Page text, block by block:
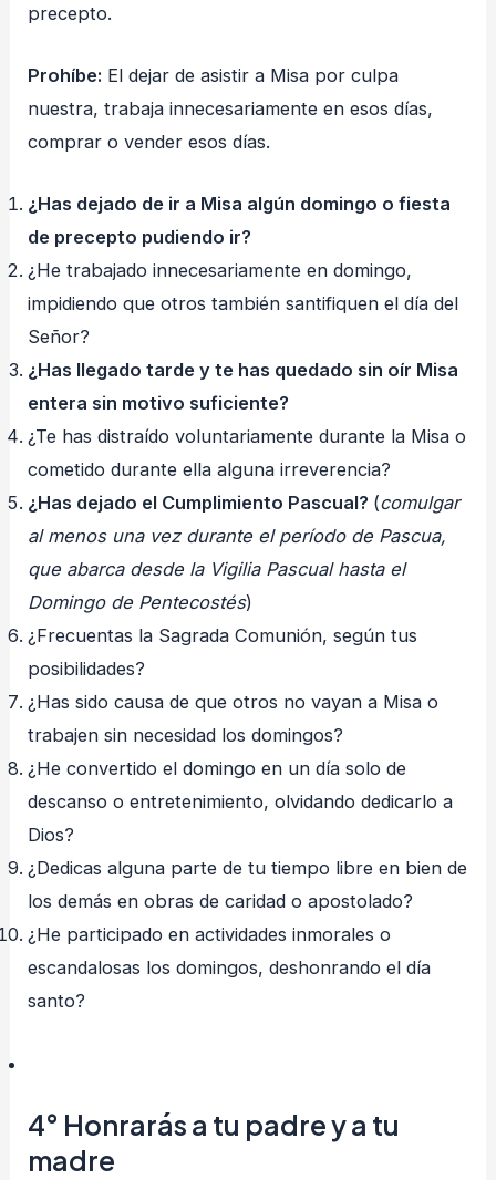
precepto.
Prohíbe: El dejar de asistir a Misa por culpa
nuestra, trabaja innecesariamente en esos días,
comprar o vender esos días.
¿Has dejado de ir a Misa algún domingo o fiesta
de precepto pudiendo ir?
¿He trabajado innecesariamente en domingo,
impidiendo que otros también santifiquen el día del
Señor?
¿Has llegado tarde y te has quedado sin oír Misa
entera sin motivo suficiente?
¿Te has distraído voluntariamente durante la Misa o
cometido durante ella alguna irreverencia?
¿Has dejado el Cumplimiento Pascual? (comulgar
al menos una vez durante el período de Pascua,
que abarca desde la Vigilia Pascual hasta el
Domingo de Pentecostés)
¿Frecuentas la Sagrada Comunión, según tus
posibilidades?
¿Has sido causa de que otros no vayan a Misa o
trabajen sin necesidad los domingos?
¿He convertido el domingo en un día solo de
descanso o entretenimiento, olvidando dedicarlo a
Dios?
¿Dedicas alguna parte de tu tiempo libre en bien de
los demás en obras de caridad o apostolado?
¿He participado en actividades inmorales o
escandalosas los domingos, deshonrando el día
santo?
4° Honrarás a tu padre y a tu
madre